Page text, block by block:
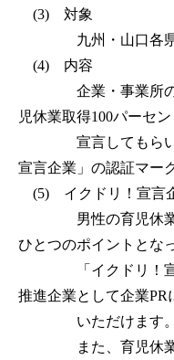
(3) 対象
九州・山口各県
(4) 内容
企業・事業所のト
児休業取得100パーセ
宣言してもらい、
宣言企業」の認証マー
(5) イクドリ！宣言
男性の育児休業取
ひとつのポイントとな
「イクドリ！宣言
推進企業として企業PR
いただけます。
また、育児休業推